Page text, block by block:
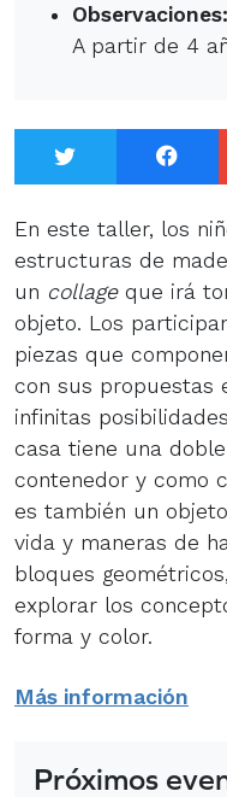
Observaciones:
A partir de 4
Twitter
En este taller, los
estructuras de
un collageque irá
objeto. Los
piezas que
con sus propuestas
infinitas
casa tiene una
contenedor y como
es también un
vida y maneras de
bloques
explorar los
forma y color.
Más información
Próximos